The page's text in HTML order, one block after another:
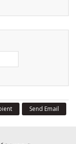
Send Email